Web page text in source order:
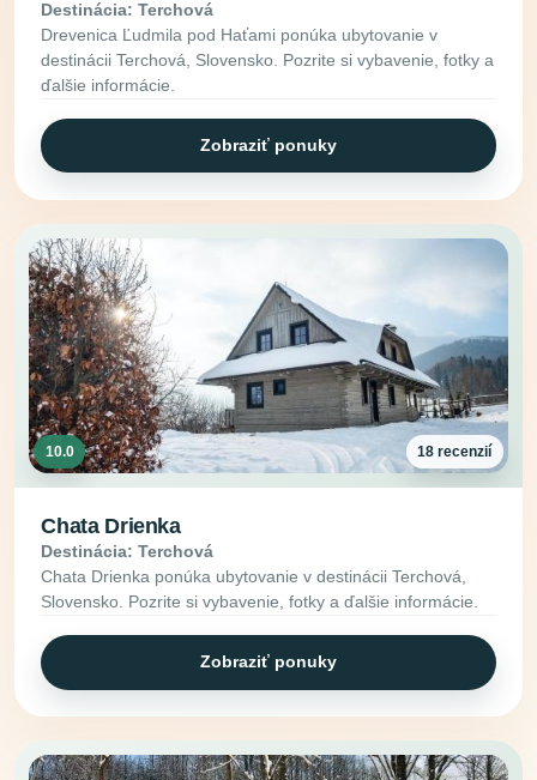
Destinácia: Terchová
Drevenica Ľudmila pod Haťami ponúka ubytovanie v
destinácii Terchová, Slovensko. Pozrite si vybavenie, fotky a
ďalšie informácie.
Zobraziť ponuky
10.0 18 recenzií
Chata Drienka
Destinácia: Terchová
Chata Drienka ponúka ubytovanie v destinácii Terchová,
Slovensko. Pozrite si vybavenie, fotky a ďalšie informácie.
Zobraziť ponuky